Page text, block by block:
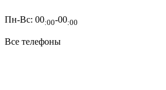
Пн-Вс: 00:00-00:00
Все телефоны